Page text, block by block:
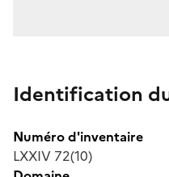
Identification
Numéro d'inventaire
LXXIV 72(10)